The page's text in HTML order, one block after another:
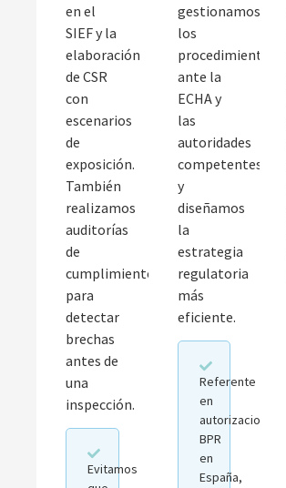
en el
SIEF y la
elaboración
de CSR
con
escenarios
de
exposición.
También
realizamos
auditorías
de
cumplimiento
para
detectar
brechas
antes de
una
inspección.
Evitamos
gestionamos
los
procedimientos
ante la
ECHA y
las
autoridades
competentes,
y
diseñamos
la
estrategia
regulatoria
más
eficiente.
Referente
en
autorizaciones
BPR
en
España,